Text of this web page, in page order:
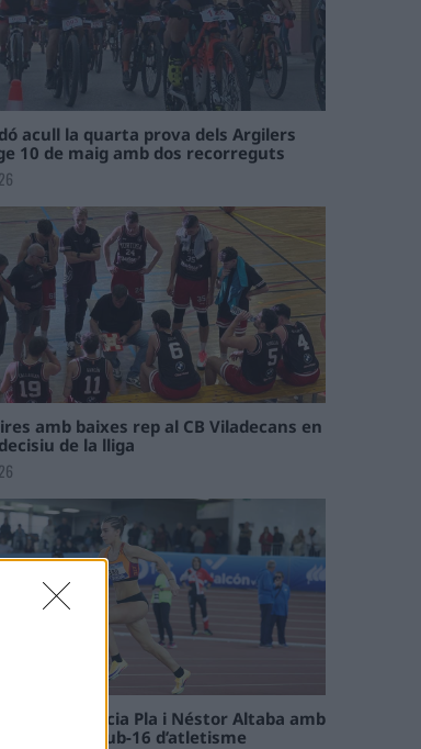
acull la quarta prova dels Argilers
10 de maig amb dos recorreguts
amb baixes rep al CB Viladecans en
de la lliga
Patrícia Pla i Néstor Altaba amb
catalana sub-16 d’atletisme